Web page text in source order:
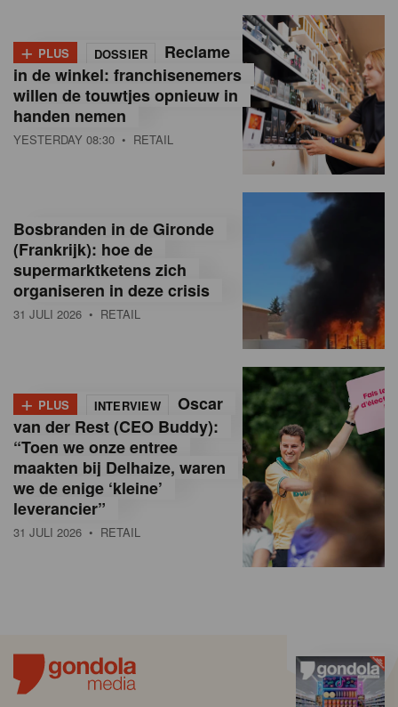
+ PLUS DOSSIER
Reclame
in de winkel: franchisenemers
willen de touwtjes opnieuw in
handen nemen
YESTERDAY 08:30 • RETAIL
Bosbranden in de Gironde
(Frankrijk): hoe de
supermarktketens zich
organiseren in deze crisis
31 JULI 2026 • RETAIL
+ PLUS INTERVIEW
Oscar
van der Rest (CEO Buddy):
“Toen we onze entree
maakten bij Delhaize, waren
we de enige ‘kleine’
leverancier”
31 JULI 2026 • RETAIL